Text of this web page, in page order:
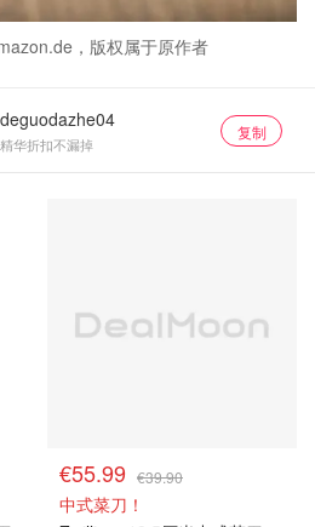
，版权属于原作者
华折扣不漏掉
复制
€55.99 €39.90
中式菜刀！